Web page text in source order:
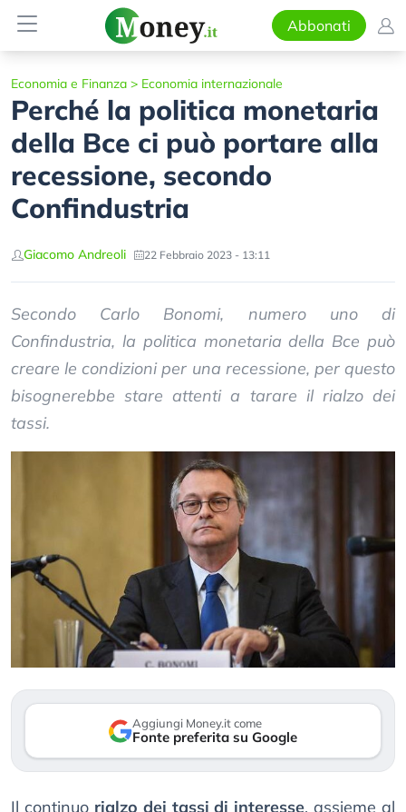
Abbonati
Economia e Finanza > Economia internazionale
Perché la politica monetaria
della Bce ci può portare alla
recessione, secondo
Confindustria
Giacomo Andreoli 22 Febbraio 2023 - 13:11
Secondo Carlo Bonomi, numero uno di
Confindustria, la politica monetaria della Bce può
creare le condizioni per una recessione, per questo
bisognerebbe stare attenti a tarare il rialzo dei
tassi.
Aggiungi Money.it come
Fonte preferita su Google
Il continuo rialzo dei tassi di interesse, assieme al